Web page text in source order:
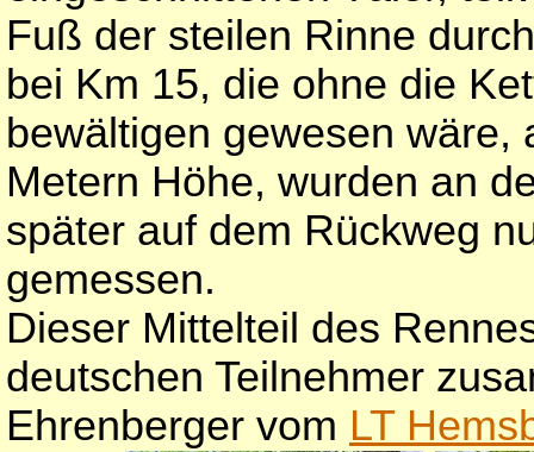
Fuß der steilen Rinne
bei Km 15, die ohne die
bewältigen gewesen
Metern Höhe, wurden an
später auf dem Rückweg
gemessen.
Dieser Mittelteil des
deutschen Teilnehmer
Ehrenberger vom LT